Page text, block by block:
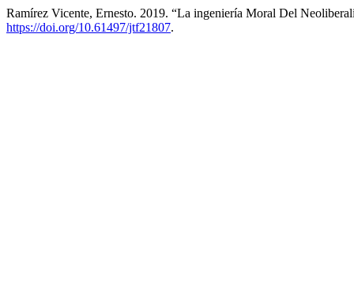
Ramírez Vicente, Ernesto. 2019. “La ingeniería Moral Del
https://doi.org/10.61497/jtf21807.